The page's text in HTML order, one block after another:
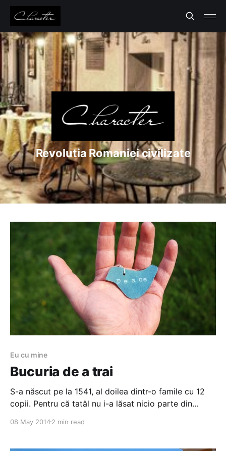
Revolutia Romaniei civilizate
Eu cu mine
Bucuria de a trai
S-a născut pe la 1541, al doilea dintr-o famile cu 12
copii. Pentru că tatăl nu i-a lăsat nicio parte din
căpitan de navă la 20. Navigator, explorator, inginer
08 May 20142 min read